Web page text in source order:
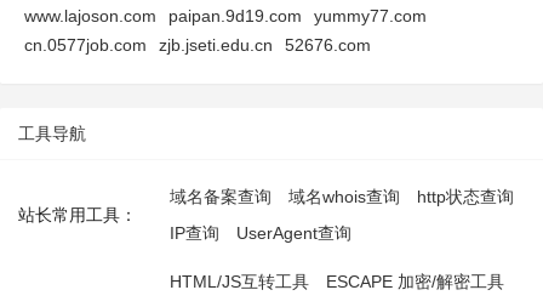
www.lajoson.com
paipan.9d19.com
yummy77.com
cn.0577job.com
zjb.jseti.edu.cn 52676.com
工具导航
站长常用工具：
域名备案查询 域名whois查询
http状态查询
IP查询
UserAgent查询
HTML/JS互转工具 ESCAPE 加密/解密工具